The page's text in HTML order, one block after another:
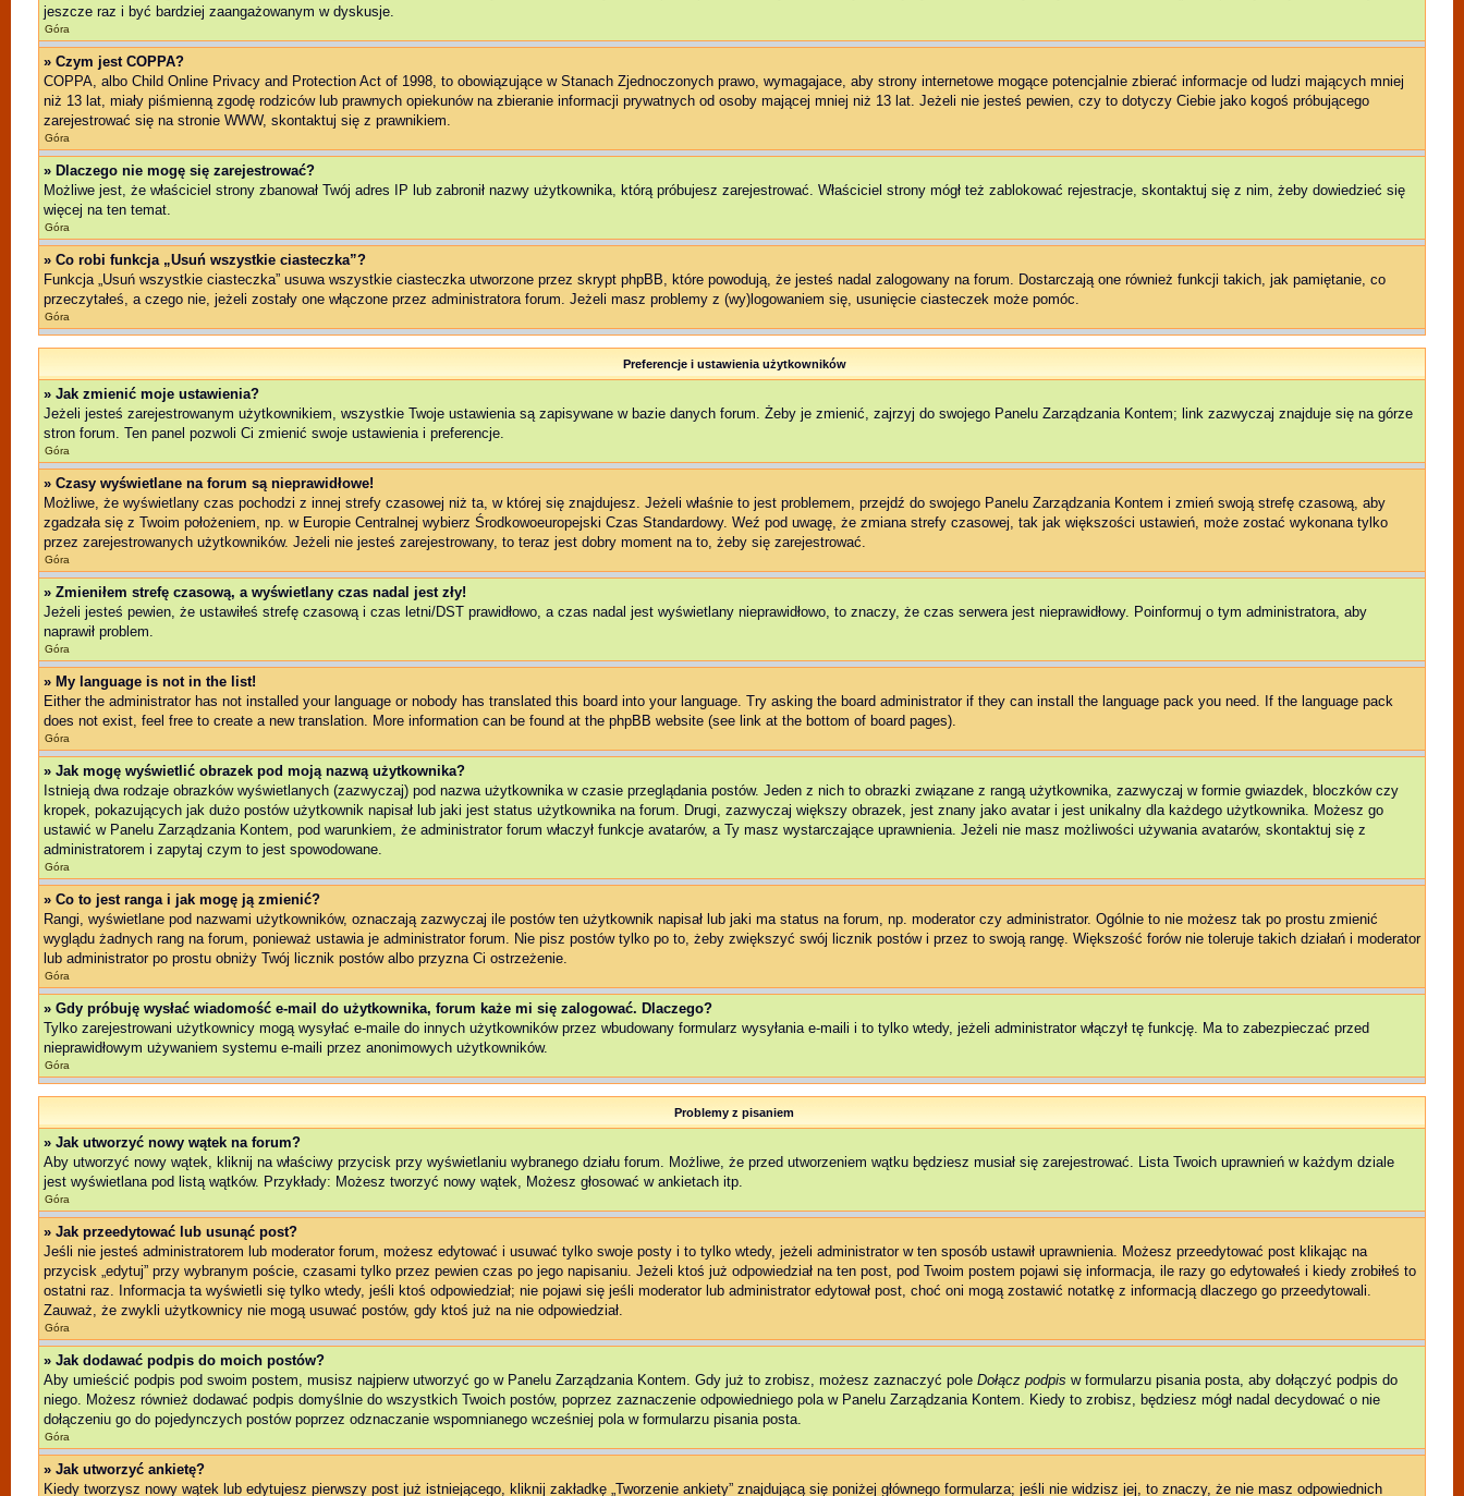
jeszcze raz i być bardziej zaangażowanym w dyskusje.
Góra
» Czym jest COPPA?
COPPA, albo Child Online Privacy and Protection Act of 1998, to obowiązujące w Stanach Zjednoczonych prawo, wymagajace, aby strony internetowe mogące potencjalnie zbierać informacje od ludzi mających mniej
niż 13 lat, miały piśmienną zgodę rodziców lub prawnych opiekunów na zbieranie informacji prywatnych od osoby mającej mniej niż 13 lat. Jeżeli nie jesteś pewien, czy to dotyczy Ciebie jako kogoś próbującego
zarejestrować się na stronie WWW, skontaktuj się z prawnikiem.
Góra
» Dlaczego nie mogę się zarejestrować?
Możliwe jest, że właściciel strony zbanował Twój adres IP lub zabronił nazwy użytkownika, którą próbujesz zarejestrować. Właściciel strony mógł też zablokować rejestracje, skontaktuj się z nim, żeby dowiedzieć się
więcej na ten temat.
Góra
» Co robi funkcja „Usuń wszystkie ciasteczka”?
Funkcja „Usuń wszystkie ciasteczka” usuwa wszystkie ciasteczka utworzone przez skrypt phpBB, które powodują, że jesteś nadal zalogowany na forum. Dostarczają one również funkcji takich, jak pamiętanie, co
przeczytałeś, a czego nie, jeżeli zostały one włączone przez administratora forum. Jeżeli masz problemy z (wy)logowaniem się, usunięcie ciasteczek może pomóc.
Góra
Preferencje i ustawienia użytkowników
» Jak zmienić moje ustawienia?
Jeżeli jesteś zarejestrowanym użytkownikiem, wszystkie Twoje ustawienia są zapisywane w bazie danych forum. Żeby je zmienić, zajrzyj do swojego Panelu Zarządzania Kontem; link zazwyczaj znajduje się na górze
stron forum. Ten panel pozwoli Ci zmienić swoje ustawienia i preferencje.
Góra
» Czasy wyświetlane na forum są nieprawidłowe!
Możliwe, że wyświetlany czas pochodzi z innej strefy czasowej niż ta, w której się znajdujesz. Jeżeli właśnie to jest problemem, przejdź do swojego Panelu Zarządzania Kontem i zmień swoją strefę czasową, aby
zgadzała się z Twoim położeniem, np. w Europie Centralnej wybierz Środkowoeuropejski Czas Standardowy. Weź pod uwagę, że zmiana strefy czasowej, tak jak większości ustawień, może zostać wykonana tylko
przez zarejestrowanych użytkowników. Jeżeli nie jesteś zarejestrowany, to teraz jest dobry moment na to, żeby się zarejestrować.
Góra
» Zmieniłem strefę czasową, a wyświetlany czas nadal jest zły!
Jeżeli jesteś pewien, że ustawiłeś strefę czasową i czas letni/DST prawidłowo, a czas nadal jest wyświetlany nieprawidłowo, to znaczy, że czas serwera jest nieprawidłowy. Poinformuj o tym administratora, aby
naprawił problem.
Góra
» My language is not in the list!
Either the administrator has not installed your language or nobody has translated this board into your language. Try asking the board administrator if they can install the language pack you need. If the language pack
does not exist, feel free to create a new translation. More information can be found at the phpBB website (see link at the bottom of board pages).
Góra
» Jak mogę wyświetlić obrazek pod moją nazwą użytkownika?
Istnieją dwa rodzaje obrazków wyświetlanych (zazwyczaj) pod nazwa użytkownika w czasie przeglądania postów. Jeden z nich to obrazki związane z rangą użytkownika, zazwyczaj w formie gwiazdek, bloczków czy
kropek, pokazujących jak dużo postów użytkownik napisał lub jaki jest status użytkownika na forum. Drugi, zazwyczaj większy obrazek, jest znany jako avatar i jest unikalny dla każdego użytkownika. Możesz go
ustawić w Panelu Zarządzania Kontem, pod warunkiem, że administrator forum właczył funkcje avatarów, a Ty masz wystarczające uprawnienia. Jeżeli nie masz możliwości używania avatarów, skontaktuj się z
administratorem i zapytaj czym to jest spowodowane.
Góra
» Co to jest ranga i jak mogę ją zmienić?
Rangi, wyświetlane pod nazwami użytkowników, oznaczają zazwyczaj ile postów ten użytkownik napisał lub jaki ma status na forum, np. moderator czy administrator. Ogólnie to nie możesz tak po prostu zmienić
wyglądu żadnych rang na forum, ponieważ ustawia je administrator forum. Nie pisz postów tylko po to, żeby zwiększyć swój licznik postów i przez to swoją rangę. Większość forów nie toleruje takich działań i moderator
lub administrator po prostu obniży Twój licznik postów albo przyzna Ci ostrzeżenie.
Góra
» Gdy próbuję wysłać wiadomość e-mail do użytkownika, forum każe mi się zalogować. Dlaczego?
Tylko zarejestrowani użytkownicy mogą wysyłać e-maile do innych użytkowników przez wbudowany formularz wysyłania e-maili i to tylko wtedy, jeżeli administrator włączył tę funkcję. Ma to zabezpieczać przed
nieprawidłowym używaniem systemu e-maili przez anonimowych użytkowników.
Góra
Problemy z pisaniem
» Jak utworzyć nowy wątek na forum?
Aby utworzyć nowy wątek, kliknij na właściwy przycisk przy wyświetlaniu wybranego działu forum. Możliwe, że przed utworzeniem wątku będziesz musiał się zarejestrować. Lista Twoich uprawnień w każdym dziale
jest wyświetlana pod listą wątków. Przykłady: Możesz tworzyć nowy wątek, Możesz głosować w ankietach itp.
Góra
» Jak przeedytować lub usunąć post?
Jeśli nie jesteś administratorem lub moderator forum, możesz edytować i usuwać tylko swoje posty i to tylko wtedy, jeżeli administrator w ten sposób ustawił uprawnienia. Możesz przeedytować post klikając na
przycisk „edytuj” przy wybranym poście, czasami tylko przez pewien czas po jego napisaniu. Jeżeli ktoś już odpowiedział na ten post, pod Twoim postem pojawi się informacja, ile razy go edytowałeś i kiedy zrobiłeś to
ostatni raz. Informacja ta wyświetli się tylko wtedy, jeśli ktoś odpowiedział; nie pojawi się jeśli moderator lub administrator edytował post, choć oni mogą zostawić notatkę z informacją dlaczego go przeedytowali.
Zauważ, że zwykli użytkownicy nie mogą usuwać postów, gdy ktoś już na nie odpowiedział.
Góra
» Jak dodawać podpis do moich postów?
Aby umieścić podpis pod swoim postem, musisz najpierw utworzyć go w Panelu Zarządzania Kontem. Gdy już to zrobisz, możesz zaznaczyć pole Dołącz podpis w formularzu pisania posta, aby dołączyć podpis do
niego. Możesz również dodawać podpis domyślnie do wszystkich Twoich postów, poprzez zaznaczenie odpowiedniego pola w Panelu Zarządzania Kontem. Kiedy to zrobisz, będziesz mógł nadal decydować o nie
dołączeniu go do pojedynczych postów poprzez odznaczanie wspomnianego wcześniej pola w formularzu pisania posta.
Góra
» Jak utworzyć ankietę?
Kiedy tworzysz nowy wątek lub edytujesz pierwszy post już istniejącego, kliknij zakładkę „Tworzenie ankiety” znajdującą się poniżej głównego formularza; jeśli nie widzisz jej, to znaczy, że nie masz odpowiednich